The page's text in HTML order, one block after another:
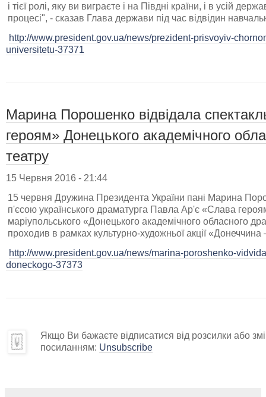
і тієї ролі, яку ви виграєте і на Півдні країни, і в усій
процесі", - сказав Глава держави під час відвідин
http://www.president.gov.ua/news/prezident-prisvoyiv-
universitetu-37371
Марина Порошенко відвідала
героям» Донецького академічного
театру
15 Червня 2016 - 21:44
15 червня Дружина Президента України пані Марина
п'єсою українського драматурга Павла Ар'є «Слава
маріупольського «Донецького академічного обласного
проходив в рамках культурно-художньої акції
http://www.president.gov.ua/news/marina-poroshenko-
doneckogo-37373
Якщо Ви бажаєте відписатися від розсилки або
посиланням: Unsubscribe